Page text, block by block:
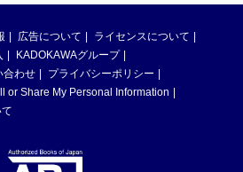
広告について
ライセンスについて
KADOKAWAグループ
合わせ
プライバシーポリシー
or Share My Personal Information